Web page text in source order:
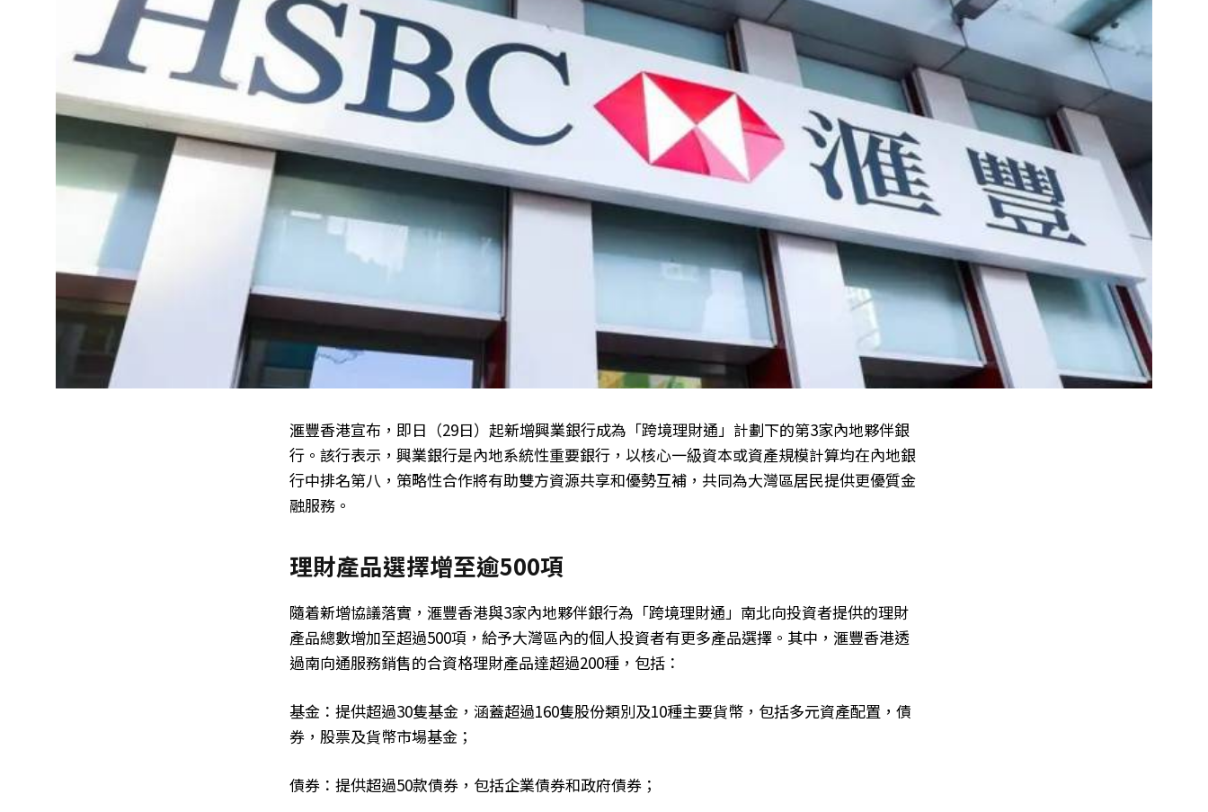
滙豐香港宣布，即日（29日）起新增興業銀行成為「跨境理財通」計劃下的第3家內地夥伴銀
行。該行表示，興業銀行是內地系統性重要銀行，以核心一級資本或資產規模計算均在內地銀
行中排名第八，策略性合作將有助雙方資源共享和優勢互補，共同為大灣區居民提供更優質金
融服務。
理財產品選擇增至逾500項
隨着新增協議落實，滙豐香港與3家內地夥伴銀行為「跨境理財通」南北向投資者提供的理財
產品總數增加至超過500項，給予大灣區內的個人投資者有更多產品選擇。其中，滙豐香港透
過南向通服務銷售的合資格理財產品達超過200種，包括：
基金：提供超過30隻基金，涵蓋超過160隻股份類別及10種主要貨幣，包括多元資產配置，債
券，股票及貨幣市場基金；
債券：提供超過50款債券，包括企業債券和政府債券；